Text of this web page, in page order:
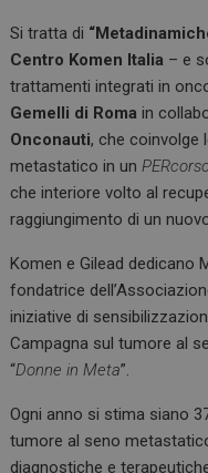
Si tratta di
Centro Komen Italia – e
trattamenti integrati in
Gemelli di Roma in
Onconauti, che coinvolge
metastatico in un
che interiore volto al
raggiungimento di un
Komen e Gilead dedicano
fondatrice
iniziative di
Campagna sul tumore al
“Donne in Meta”.
Ogni anno si stima siano
tumore al seno
diagnostiche e